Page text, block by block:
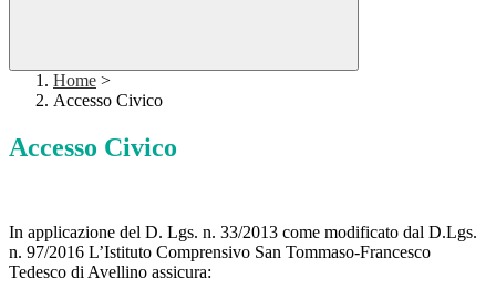
Home >
Accesso Civico
Accesso Civico
In applicazione del D. Lgs. n. 33/2013 come modificato dal D.Lgs.
n. 97/2016 L’Istituto Comprensivo San Tommaso-Francesco
Tedesco di Avellino assicura: